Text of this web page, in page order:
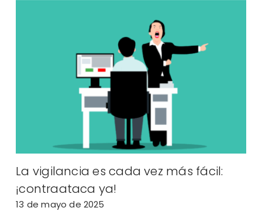
La vigilancia es cada vez más fácil:
¡contraataca ya!
13 de mayo de 2025